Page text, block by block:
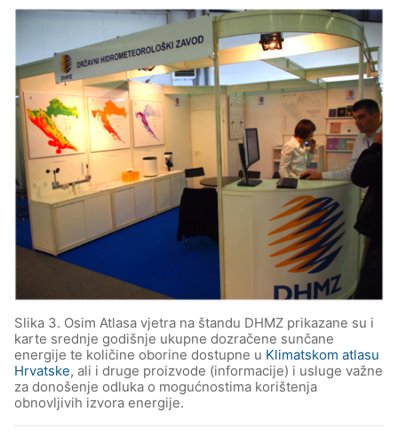
Slika 3. Osim Atlasa vjetra na štandu DHMZ prikazane su i
karte srednje godišnje ukupne dozračene sunčane
energije te količine oborine dostupne u Klimatskom atlasu
Hrvatske, ali i druge proizvode (informacije) i usluge važne
za donošenje odluka o mogućnostima korištenja
obnovljivih izvora energije.